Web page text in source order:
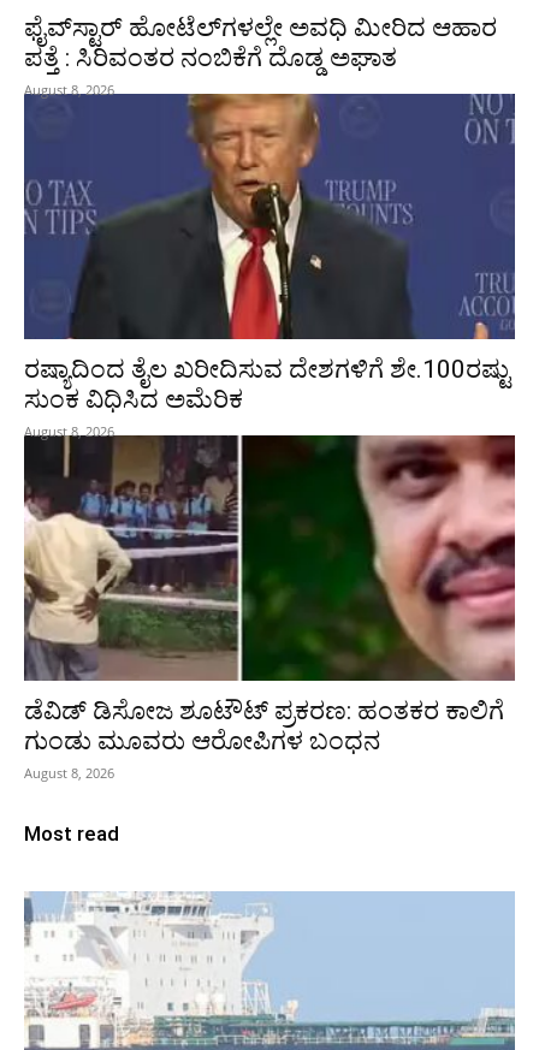
ಫೈವ್‌ಸ್ಟಾರ್ ಹೋಟೆಲ್‌ಗಳಲ್ಲೇ ಅವಧಿ ಮೀರಿದ ಆಹಾರ
ಪತ್ತೆ : ಸಿರಿವಂತರ ನಂಬಿಕೆಗೆ ದೊಡ್ಡ ಅಘಾತ
August 8, 2026
ರಷ್ಯಾದಿಂದ ತೈಲ ಖರೀದಿಸುವ ದೇಶಗಳಿಗೆ ಶೇ.100ರಷ್ಟು
ಸುಂಕ ವಿಧಿಸಿದ ಅಮೆರಿಕ
August 8, 2026
ಡೆವಿಡ್ ಡಿಸೋಜ ಶೂಟೌಟ್ ಪ್ರಕರಣ: ಹಂತಕರ ಕಾಲಿಗೆ
ಗುಂಡು ಮೂವರು ಆರೋಪಿಗಳ ಬಂಧನ
August 8, 2026
Most read